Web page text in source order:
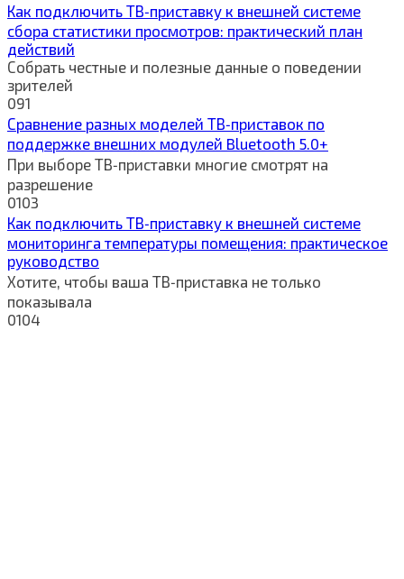
Как подключить ТВ‑приставку к внешней системе
сбора статистики просмотров: практический план
действий
Собрать честные и полезные данные о поведении
зрителей
091
Сравнение разных моделей ТВ‑приставок по
поддержке внешних модулей Bluetooth 5.0+
При выборе ТВ‑приставки многие смотрят на
разрешение
0103
Как подключить ТВ‑приставку к внешней системе
мониторинга температуры помещения: практическое
руководство
Хотите, чтобы ваша ТВ‑приставка не только
показывала
0104